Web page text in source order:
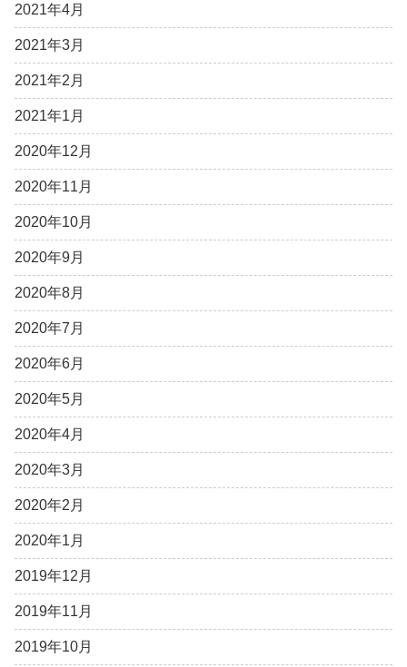
2021年4月
2021年3月
2021年2月
2021年1月
2020年12月
2020年11月
2020年10月
2020年9月
2020年8月
2020年7月
2020年6月
2020年5月
2020年4月
2020年3月
2020年2月
2020年1月
2019年12月
2019年11月
2019年10月